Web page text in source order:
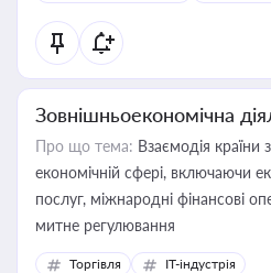
Зовнішньоекономічна
Про що тема: Взаємодія
економічній сфері, включаючи
послуг, міжнародні фінансові
митне регулювання
Торгівля
IT-індустрія